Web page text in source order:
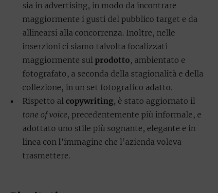
sia in advertising, in modo da incontrare
maggiormente i gusti del pubblico target e da
allinearsi alla concorrenza. Inoltre, nelle
inserzioni ci siamo talvolta focalizzati
maggiormente sul prodotto, ambientato e
fotografato, a seconda della stagionalità e della
collezione, in un set fotografico adatto.
Rispetto al copywriting, è stato aggiornato il
tone of voice, precedentemente più informale, e
adottato uno stile più sognante, elegante e in
linea con l’immagine che l’azienda voleva
trasmettere.